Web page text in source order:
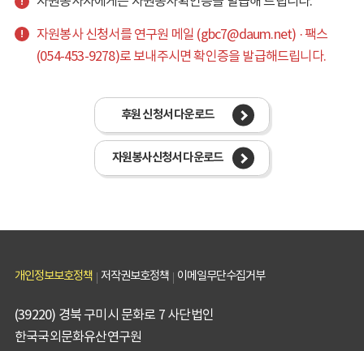
자원봉사 신청서를 연구원 메일 (gbc7@daum.net) · 팩스
(054-453-9278)로 보내주시면 확인증을 발급해드립니다.
후원 신청서 다운로드
자원봉사신청서 다운로드
개인정보보호정책 저작권보호정책 이메일무단수집거부
(39220) 경북 구미시 문화로 7 사단법인
한국국외문화유산연구원